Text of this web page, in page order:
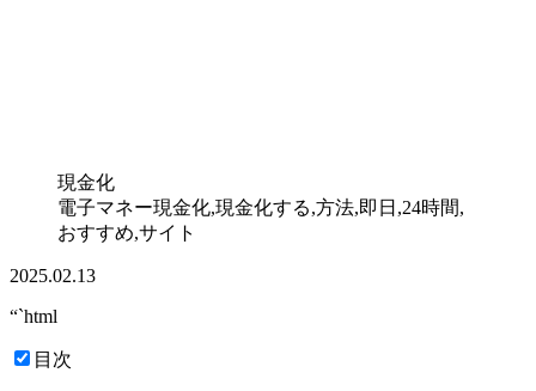
現金化
電子マネー現金化,現金化する,方法,即日,24時間,
おすすめ,サイト
2025.02.13
“`html
目次